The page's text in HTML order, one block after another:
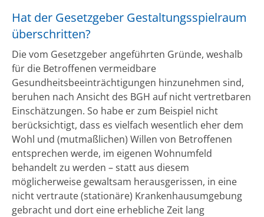
Hat der Gesetzgeber Gestaltungsspielraum
überschritten?
Die vom Gesetzgeber angeführten Gründe, weshalb
für die Betroffenen vermeidbare
Gesundheitsbeeinträchtigungen hinzunehmen sind,
beruhen nach Ansicht des BGH auf nicht vertretbaren
Einschätzungen. So habe er zum Beispiel nicht
berücksichtigt, dass es vielfach wesentlich eher dem
Wohl und (mutmaßlichen) Willen von Betroffenen
entsprechen werde, im eigenen Wohnumfeld
behandelt zu werden – statt aus diesem
möglicherweise gewaltsam herausgerissen, in eine
nicht vertraute (stationäre) Krankenhausumgebung
gebracht und dort eine erhebliche Zeit lang